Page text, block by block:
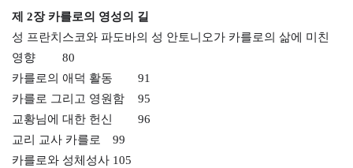
제 2장 카를로의 영성의 길
성 프란치스코와 파도바의 성 안토니오가 카를로의 삶에 미친
영향
80
카를로의 애덕 활동
91
카를로 그리고 영원함
95
교황님에 대한 헌신
96
교리 교사 카를로
99
카를로와 성체성사 105